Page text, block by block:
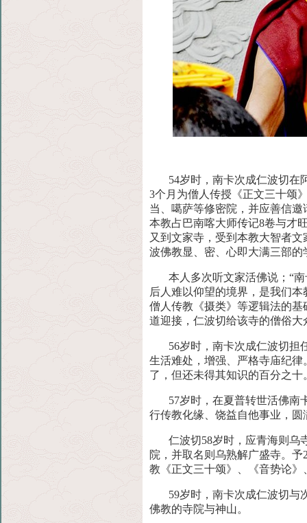
54岁时，南卡次成仁波切在
3个月为僧人传授《正文三十颂
当、噶萨等修密院，并应善信
本教占巴南喀大师传记8卷与才
又到文家寺，受到本教大智者
波佛教显、密、心即大满三部的
本人多次听文家活佛说；“
后人难以仰望的境界，是我们本
僧人传教《摄类》等逻辑法的
道迎接，仁波切给该寺的僧俗
56岁时，南卡次成仁波切担
生活难处，增强、严格寺庙纪律
了，但还未得其知识的百分之
57岁时，在夏普转世活佛南
行传教化缘、饶益自他事业，圆
仁波切58岁时，应青海则乌
院，并取名则乌熟解广盛寺。予
教《正文三十颂》、《音势论
59岁时，南卡次成仁波切与
佛教的寺院与神山。